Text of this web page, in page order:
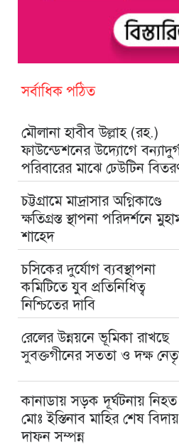
সর্বাধিক পঠিত
মৌলানা হাবীব উল্লাহ (রহ.)
ফাউন্ডেশনের উদ্যোগে
পরিবারের মাঝে ঢেউটিন
চট্টগ্রামে মাদ্রাসার অগ্নিকাণ্ডে
ক্ষতিগ্রস্ত স্থাপনা পরিদর্শনে
শাহেদ
চসিকের দুর্যোগ ব্যবস্থাপনা
কমিটিতে যুব প্রতিনিধিত্ব
নিশ্চিতের দাবি
রেলের উন্নয়নে ভূমিকা রাখছে
সুবক্তগীনের সততা ও দক্ষ
কানাডায় সড়ক দূর্ঘটনায় নিহত
মোঃ ইস্তিনাব মাহির শেষ
দাফন সম্পন্ন